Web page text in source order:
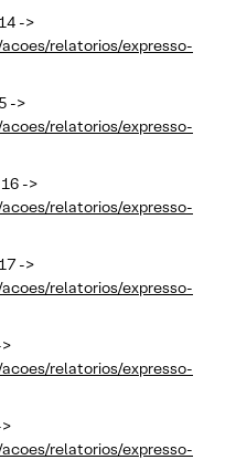
->
relatorios/expresso-
->
relatorios/expresso-
->
relatorios/expresso-
->
relatorios/expresso-
relatorios/expresso-
relatorios/expresso-